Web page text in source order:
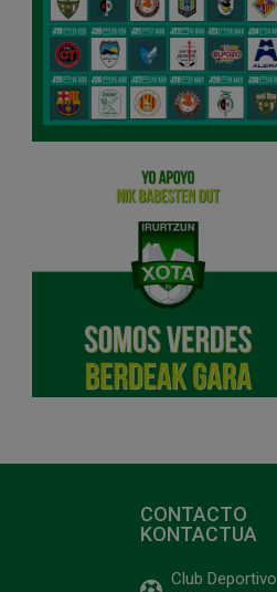
CONTACTO
KONTACTUA
Club Deportivo